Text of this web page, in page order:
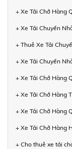
+ Xe Tải Chở Hàng
+ Xe Tải Chuyển
+ Thuê Xe Tải
+ Xe Tải Chuyển
+ Xe Tải Chở Hàng
+ Xe Tải Chở Hàng
+ Xe Tải Chở Hàng
+ Xe Tải Chở Hàng
+ Cho thuê xe tải